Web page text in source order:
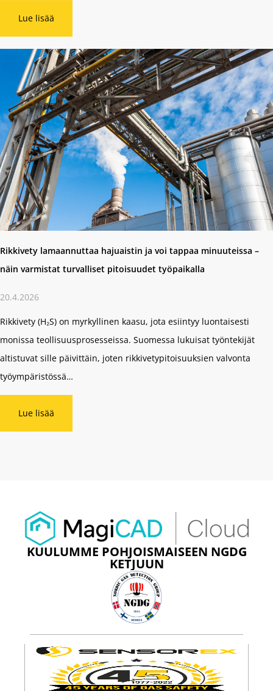
Lue lisää
Rikkivety lamaannuttaa hajuaistin ja voi tappaa minuuteissa –
näin varmistat turvalliset pitoisuudet työpaikalla
20.4.2026
Rikkivety (H₂S) on myrkyllinen kaasu, jota esiintyy luontaisesti
monissa teollisuusprosesseissa. Suomessa lukuisat työntekijät
altistuvat sille päivittäin, joten rikkivetypitoisuuksien valvonta
työympäristössä…
Lue lisää
KUULUMME POHJOISMAISEEN NGDG
KETJUUN